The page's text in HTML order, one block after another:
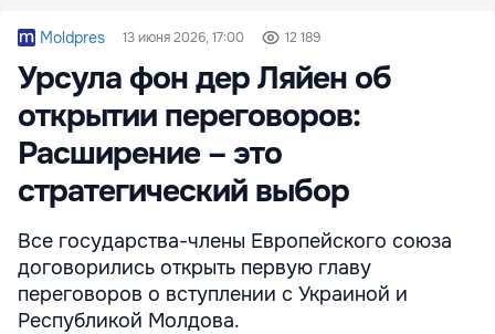
Moldpres 13 июня 2026, 17:00 12 189
Урсула фон дер Ляйен об
открытии переговоров:
Расширение – это
стратегический выбор
Все государства-члены Европейского союза
договорились открыть первую главу
переговоров о вступлении с Украиной и
Республикой Молдова.